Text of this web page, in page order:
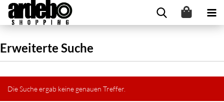
Erweiterte Suche
Die Suche ergab keine genauen Treffer.